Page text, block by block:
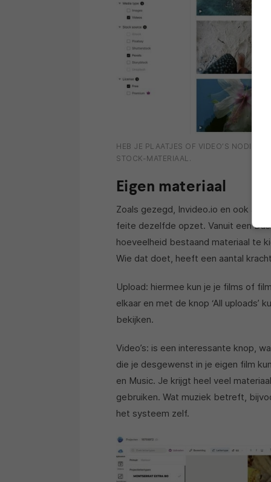
HEB JE PLAATJES OF VIDEO’S NODIG
STOCK-MATERIAAL.
Eigen materiaal
Zoals gezegd, Invideo.io en ook
feite dezelfde opzet. Vanuit een
hoeveelheid bestaand materiaal te
Wie dat doet, heeft een aantal
Upload: hiermee kun je je films of
elkaar en met de knop ‘All uploads’
bekijken.
Video’s: is een interessante knop,
die je desgewenst in je eigen film
en Music. Je krijgt heel veel
gebruiken. Wat muziek betreft,
het systeem zelf.